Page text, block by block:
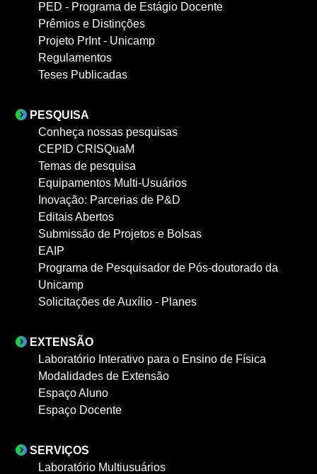
PED - Programa de Estágio Docente
Prêmios e Distinções
Projeto PrInt - Unicamp
Regulamentos
Teses Publicadas
PESQUISA
Conheça nossas pesquisas
CEPID CRISQuaM
Temas de pesquisa
Equipamentos Multi-Usuários
Inovação: Parcerias de P&D
Editais Abertos
Submissão de Projetos e Bolsas
EAIP
Programa de Pesquisador de Pós-doutorado da
Unicamp
Solicitações de Auxílio - Planes
EXTENSÃO
Laboratório Interativo para o Ensino de Física
Modalidades de Extensão
Espaço Aluno
Espaço Docente
SERVIÇOS
Laboratório Multiusuários